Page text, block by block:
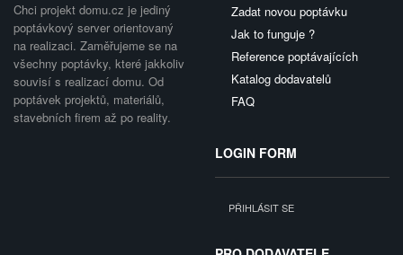
Chci projekt domu.cz je jediný
poptávkový server orientovaný
na realizaci. Zaměřujeme se na
všechny poptávky, které jakkoliv
souvisí s realizací domu. Od
poptávek projektů, materiálů,
stavebních firem až po reality.
Zadat novou poptávku
Jak to funguje ?
Reference poptávajících
Katalog dodavatelů
FAQ
LOGIN FORM
PŘIHLÁSIT SE